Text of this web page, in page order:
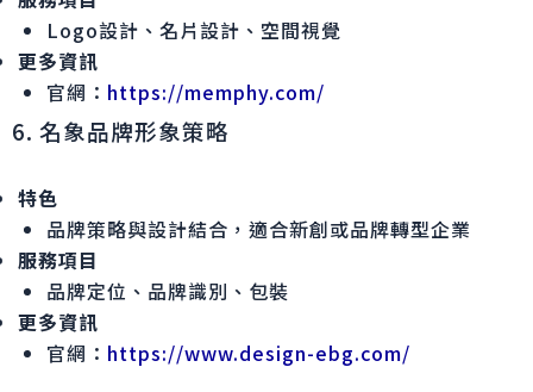
Logo設計、名片設計、空間視覺
更多資訊
官網： https://memphy.com/
6. 名象品牌形象策略
特色
品牌策略與設計結合，適合新創或品牌轉型企業
服務項目
品牌定位、品牌識別、包裝
更多資訊
官網： https://www.design-ebg.com/